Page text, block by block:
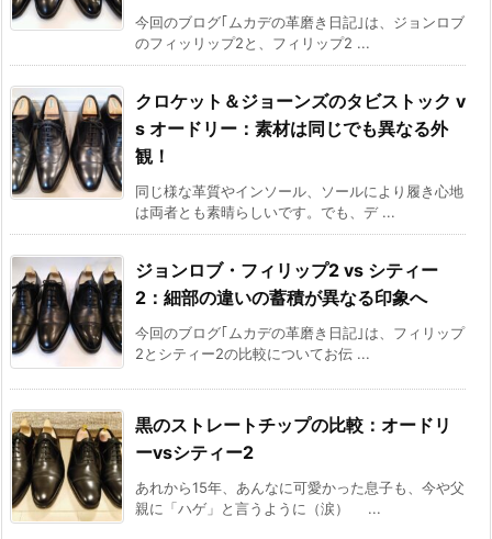
今回のブログ｢ムカデの革磨き日記｣は、ジョンロブ
のフィッリップ2と、フィリップ2 ...
クロケット＆ジョーンズのタビストック v
s オードリー：素材は同じでも異なる外
観！
同じ様な革質やインソール、ソールにより履き心地
は両者とも素晴らしいです。でも、デ ...
ジョンロブ・フィリップ2 vs シティー
2：細部の違いの蓄積が異なる印象へ
今回のブログ｢ムカデの革磨き日記｣は、フィリップ
2とシティー2の比較についてお伝 ...
黒のストレートチップの比較：オードリ
ーvsシティー2
あれから15年、あんなに可愛かった息子も、今や父
親に「ハゲ」と言うように（涙） ...